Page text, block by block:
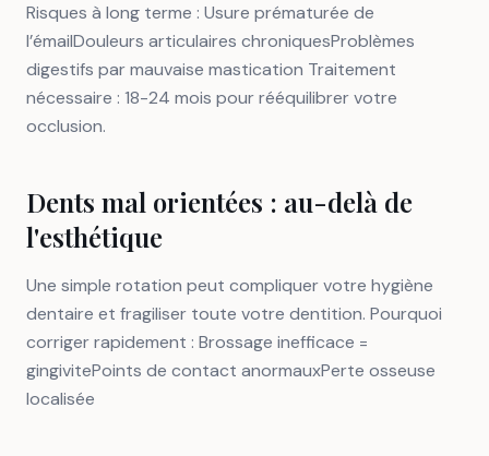
Risques à long terme : Usure prématurée de
l’émailDouleurs articulaires chroniquesProblèmes
digestifs par mauvaise mastication Traitement
nécessaire : 18-24 mois pour rééquilibrer votre
occlusion.
Dents mal orientées : au-delà de
l'esthétique
Une simple rotation peut compliquer votre hygiène
dentaire et fragiliser toute votre dentition. Pourquoi
corriger rapidement : Brossage inefficace =
gingivitePoints de contact anormauxPerte osseuse
localisée